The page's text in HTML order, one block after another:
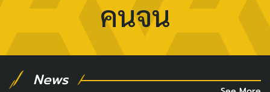
คนจน
News